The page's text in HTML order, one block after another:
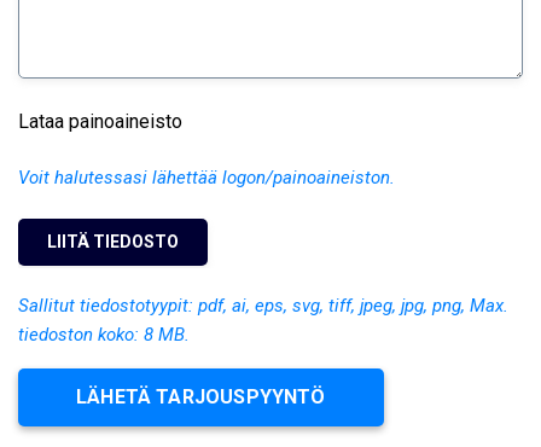
Lataa painoaineisto
Voit halutessasi lähettää logon/painoaineiston.
Sallitut tiedostotyypit: pdf, ai, eps, svg, tiff, jpeg, jpg, png, Max.
tiedoston koko: 8 MB.
LÄHETÄ TARJOUSPYYNTÖ